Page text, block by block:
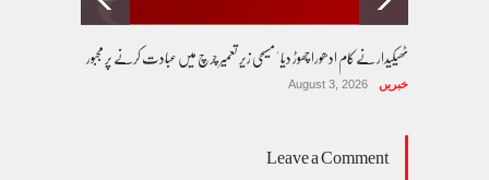
ٹھیکیدار نے کام ادھورا چھوڑ دیا ' مسیحی زیر تعمیر چرچ میں عبادت کرنے پر مجبور
خبریں August 3, 2026
Leave a Comment